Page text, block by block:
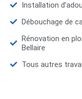
Installation
Débouchage de
Rénovation en
Bellaire
Tous autres